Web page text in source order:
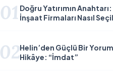
01 Doğru Yatırımın
İnşaat Firmaları Nasıl
02Helin’den Güçlü Bir
Hikâye: “İmdat”